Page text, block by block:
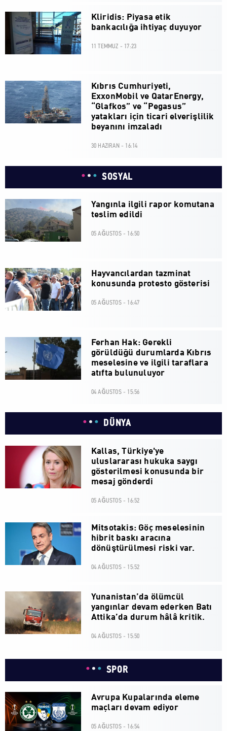
Kliridis: Piyasa etik
bankacılığa ihtiyaç duyuyor
11 TEMMUZ - 17:23
Kıbrıs Cumhuriyeti,
ExxonMobil ve QatarEnergy,
“Glafkos” ve “Pegasus”
yatakları için ticari elverişlilik
beyanını imzaladı
30 HAZIRAN - 16:14
SOSYAL
Yangınla ilgili rapor komutana
teslim edildi
05 AĞUSTOS - 16:50
Hayvancılardan tazminat
konusunda protesto gösterisi
05 AĞUSTOS - 16:47
Ferhan Hak: Gerekli
görüldüğü durumlarda Kıbrıs
meselesine ve ilgili taraflara
atıfta bulunuluyor
04 AĞUSTOS - 15:56
DÜNYA
Kallas, Türkiye'ye
uluslararası hukuka saygı
gösterilmesi konusunda bir
mesaj gönderdi
05 AĞUSTOS - 16:52
Mitsotakis: Göç meselesinin
hibrit baskı aracına
dönüştürülmesi riski var.
04 AĞUSTOS - 15:52
Yunanistan’da ölümcül
yangınlar devam ederken Batı
Attika’da durum hâlâ kritik.
04 AĞUSTOS - 15:50
SPOR
Avrupa Kupalarında eleme
maçları devam ediyor
05 AĞUSTOS - 16:54